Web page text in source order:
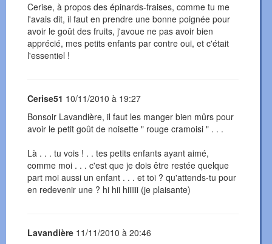
Cerise, à propos des épinards-fraises, comme tu me
l'avais dit, il faut en prendre une bonne poignée pour
avoir le goût des fruits, j'avoue ne pas avoir bien
apprécié, mes petits enfants par contre oui, et c'était
l'essentiel !
Cerise51 10/11/2010 à 19:27
Bonsoir Lavandière, il faut les manger bien mûrs pour
avoir le petit goût de noisette " rouge cramoisi " . . .
Là . . . tu vois ! . . tes petits enfants ayant aimé,
comme moi . . . c'est que je dois être restée quelque
part moi aussi un enfant . . . et toi ? qu'attends-tu pour
en redevenir une ? hi hii hiiiiii (je plaisante)
Lavandière 11/11/2010 à 20:46